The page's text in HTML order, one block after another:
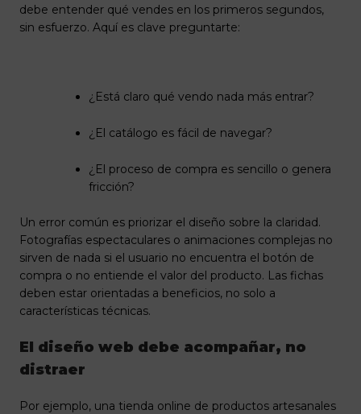
debe entender qué vendes en los primeros segundos,
sin esfuerzo. Aquí es clave preguntarte:
¿Está claro qué vendo nada más entrar?
¿El catálogo es fácil de navegar?
¿El proceso de compra es sencillo o genera
fricción?
Un error común es priorizar el diseño sobre la claridad.
Fotografías espectaculares o animaciones complejas no
sirven de nada si el usuario no encuentra el botón de
compra o no entiende el valor del producto. Las fichas
deben estar orientadas a beneficios, no solo a
características técnicas.
El diseño web debe acompañar, no
distraer
Por ejemplo, una tienda online de productos artesanales